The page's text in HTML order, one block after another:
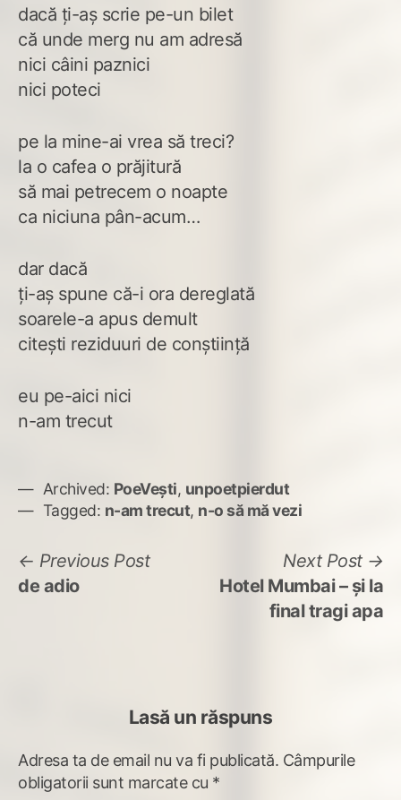
dacă ți-aș scrie pe-un bilet
că unde merg nu am adresă
nici câini paznici
nici poteci
pe la mine-ai vrea să treci?
la o cafea o prăjitură
să mai petrecem o noapte
ca niciuna pân-acum…
dar dacă
ți-aș spune că-i ora dereglată
soarele-a apus demult
citești reziduuri de conștiință
eu pe-aici nici
n-am trecut
Archived: PoeVești, unpoetpierdut
Tagged: n-am trecut, n-o să mă vezi
Navigare
în
Previous PostPrevious
de adio
Next Post
Hotel Mumbai – și la
final tragi apa
Lasă un răspuns
Adresa ta de email nu va fi publicată. Câmpurile
obligatorii sunt marcate cu *